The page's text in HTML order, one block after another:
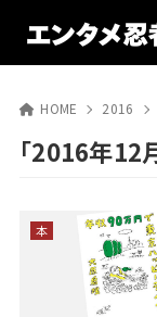
HOME 2016
「2016年12
本